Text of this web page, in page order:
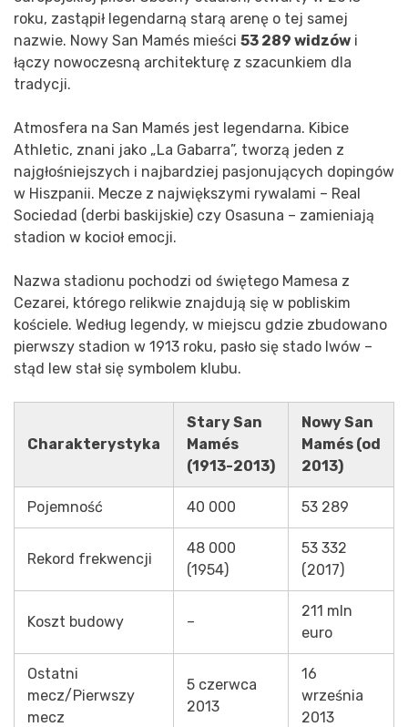
roku, zastąpił legendarną starą arenę o tej samej
nazwie. Nowy San Mamés mieści 53 289 widzów i
łączy nowoczesną architekturę z szacunkiem dla
tradycji.
Atmosfera na San Mamés jest legendarna. Kibice
Athletic, znani jako „La Gabarra”, tworzą jeden z
najgłośniejszych i najbardziej pasjonujących dopingów
w Hiszpanii. Mecze z największymi rywalami – Real
Sociedad (derbi baskijskie) czy Osasuna – zamieniają
stadion w kocioł emocji.
Nazwa stadionu pochodzi od świętego Mamesa z
Cezarei, którego relikwie znajdują się w pobliskim
kościele. Według legendy, w miejscu gdzie zbudowano
pierwszy stadion w 1913 roku, pasło się stado lwów –
stąd lew stał się symbolem klubu.
Charakterystyka
Stary San
Mamés
(1913-2013)
Nowy San
Mamés (od
2013)
Pojemność 40 000 53 289
Rekord frekwencji
48 000
(1954)
53 332
(2017)
Koszt budowy –
211 mln
euro
Ostatni
mecz/Pierwszy
mecz
5 czerwca
2013
16
września
2013